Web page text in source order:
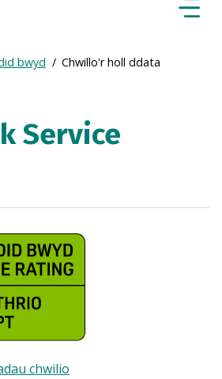
bwyd Chwillo'r holl ddata
Service
chwilio